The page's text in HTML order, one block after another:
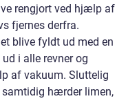
rengjort ved hjælp af
fjernes derfra.
blive fyldt ud med en
i alle revner og
af vakuum. Sluttelig
samtidig hærder limen,